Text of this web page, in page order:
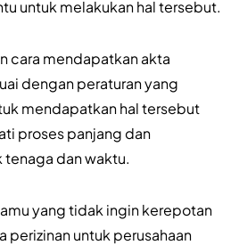
untuk melakukan hal tersebut.
cara mendapatkan akta
dengan peraturan yang
mendapatkan hal tersebut
proses panjang dan
dan waktu.
yang tidak ingin kerepotan
perizinan untuk perusahaan